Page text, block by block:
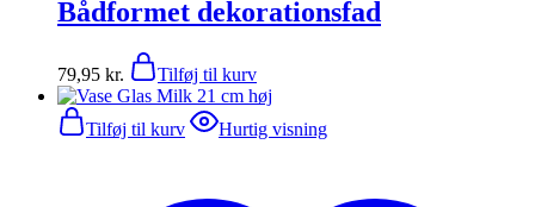
Bådformet dekorationsfad
79,95 kr. Tilføj til kurv
Tilføj til kurv Hurtig visning